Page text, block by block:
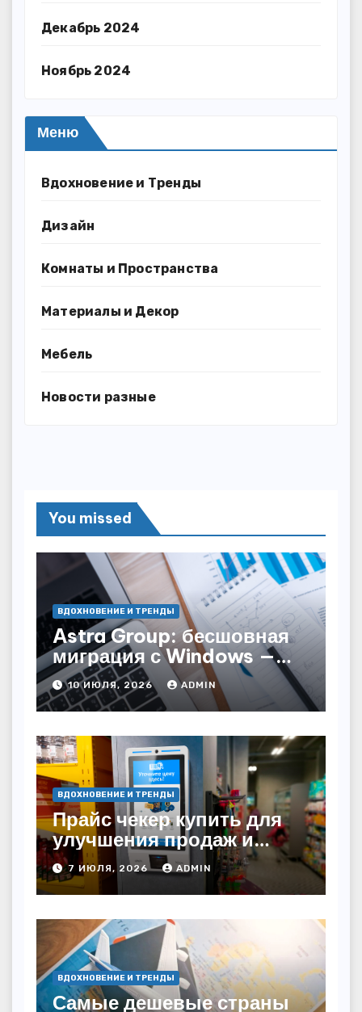
Декабрь 2024
Ноябрь 2024
Меню
Вдохновение и Тренды
Дизайн
Комнаты и Пространства
Материалы и Декор
Мебель
Новости разные
You missed
ВДОХНОВЕНИЕ И ТРЕНДЫ
Astra Group: бесшовная
миграция с Windows —
как сохранить бизнес-
непрерывность
10 ИЮЛЯ, 2026 ADMIN
ВДОХНОВЕНИЕ И ТРЕНДЫ
Прайс чекер купить для
улучшения продаж и
автоматизации
7 ИЮЛЯ, 2026 ADMIN
ВДОХНОВЕНИЕ И ТРЕНДЫ
Самые дешевые страны